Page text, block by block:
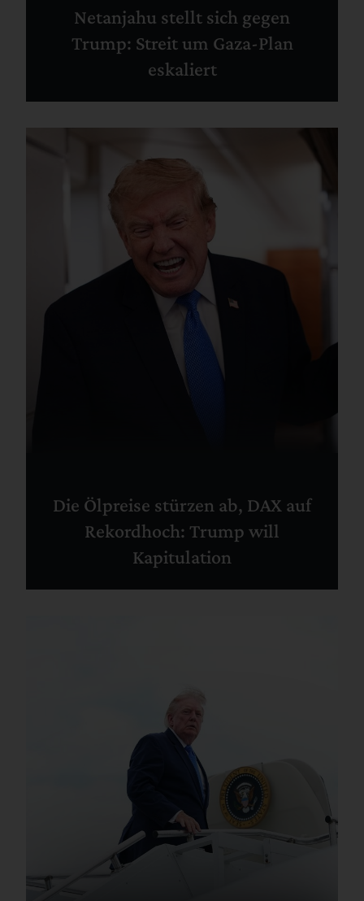
Netanjahu stellt sich gegen
Trump: Streit um Gaza-Plan
eskaliert
Die Ölpreise stürzen ab, DAX auf
Rekordhoch: Trump will
Kapitulation